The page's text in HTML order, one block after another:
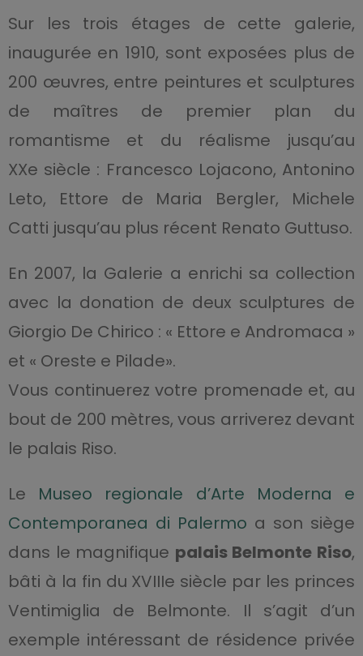
Sur les trois étages de cette galerie,
inaugurée en 1910, sont exposées plus de
200 œuvres, entre peintures et sculptures
de maîtres de premier plan du
romantisme et du réalisme jusqu’au
XXe siècle : Francesco Lojacono, Antonino
Leto, Ettore de Maria Bergler, Michele
Catti jusqu’au plus récent Renato Guttuso.
En 2007, la Galerie a enrichi sa collection
avec la donation de deux sculptures de
Giorgio De Chirico : « Ettore e Andromaca »
et « Oreste e Pilade».
Vous continuerez votre promenade et, au
bout de 200 mètres, vous arriverez devant
le palais Riso.
Le Museo regionale d’Arte Moderna e
Contemporanea di Palermo a son siège
dans le magnifique palais Belmonte Riso,
bâti à la fin du XVIIIe siècle par les princes
Ventimiglia de Belmonte. Il s’agit d’un
exemple intéressant de résidence privée